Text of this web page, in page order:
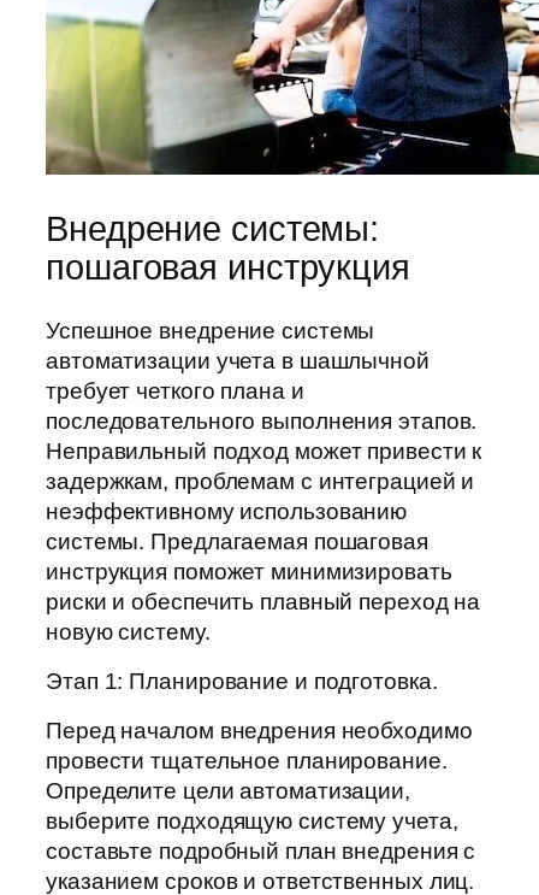
Внедрение системы:
пошаговая инструкция
Успешное внедрение системы
автоматизации учета в шашлычной
требует четкого плана и
последовательного выполнения этапов.
Неправильный подход может привести к
задержкам, проблемам с интеграцией и
неэффективному использованию
системы. Предлагаемая пошаговая
инструкция поможет минимизировать
риски и обеспечить плавный переход на
новую систему.
Этап 1: Планирование и подготовка.
Перед началом внедрения необходимо
провести тщательное планирование.
Определите цели автоматизации,
выберите подходящую систему учета,
составьте подробный план внедрения с
указанием сроков и ответственных лиц.